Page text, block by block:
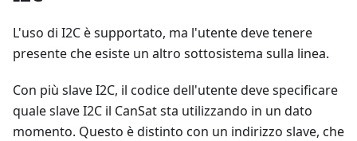
L'uso di I2C è supportato, ma l'utente deve tenere
presente che esiste un altro sottosistema sulla linea.
Con più slave I2C, il codice dell'utente deve specificare
quale slave I2C il CanSat sta utilizzando in un dato
momento. Questo è distinto con un indirizzo slave, che